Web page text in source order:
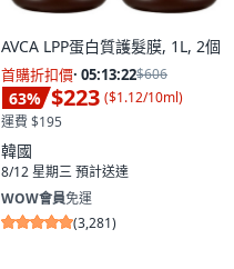
AVCA LPP蛋白質護髮膜, 1L, 2個
首購折扣價· 05:13:21$606
63% $223 ($1.12/10ml)
運費 $195
韓國
8/12 星期三預計送達
WOW會員免運
(3,281)